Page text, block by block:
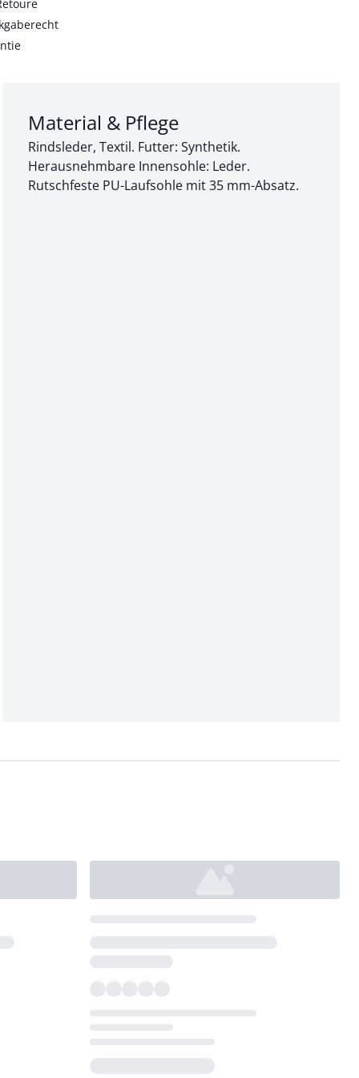
Abschnitt 3 von 3:
Material & Pflege
Rindsleder, Textil. Futter: Synthetik.
Herausnehmbare Innensohle: Leder.
Rutschfeste PU-Laufsohle mit 35 mm-Absatz.